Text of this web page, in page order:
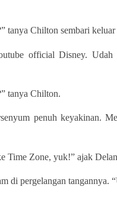
tanya Chilton sembari
official Disney.
tanya Chilton.
penuh keyakinan.
Time Zone, yuk!” ajak
di pergelangan tangannya.